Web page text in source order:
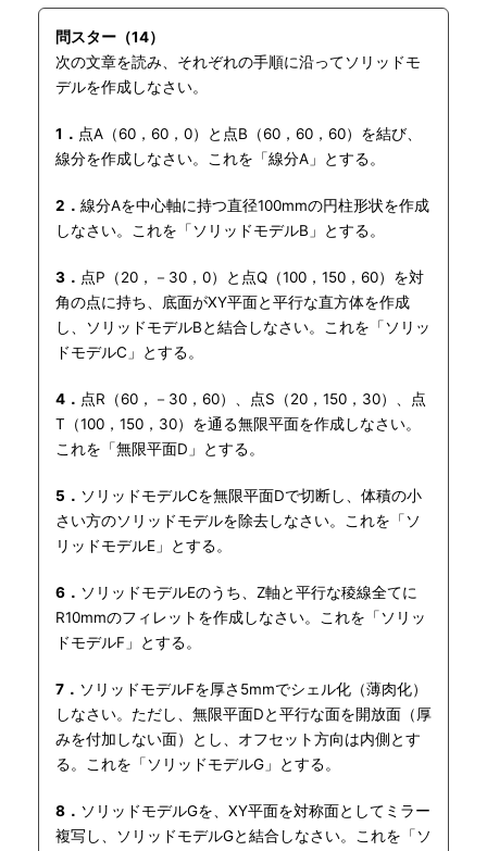
問スター（14）
次の文章を読み、それぞれの手順に沿ってソリッドモ
デルを作成しなさい。
1． 点A（60，60，0）と点B（60，60，60）を結び、
線分を作成しなさい。これを「線分A」とする。
2． 線分Aを中心軸に持つ直径100mmの円柱形状を作成
しなさい。これを「ソリッドモデルB」とする。
3． 点P（20，－30，0）と点Q（100，150，60）を対
角の点に持ち、底面がXY平面と平行な直方体を作成
し、ソリッドモデルBと結合しなさい。これを「ソリッ
ドモデルC」とする。
4． 点R（60，－30，60）、点S（20，150，30）、点
T（100，150，30）を通る無限平面を作成しなさい。
これを「無限平面D」とする。
5． ソリッドモデルCを無限平面Dで切断し、体積の小
さい方のソリッドモデルを除去しなさい。これを「ソ
リッドモデルE」とする。
6． ソリッドモデルEのうち、Z軸と平行な稜線全てに
R10mmのフィレットを作成しなさい。これを「ソリッ
ドモデルF」とする。
7． ソリッドモデルFを厚さ5mmでシェル化（薄肉化）
しなさい。ただし、無限平面Dと平行な面を開放面（厚
みを付加しない面）とし、オフセット方向は内側とす
る。これを「ソリッドモデルG」とする。
8． ソリッドモデルGを、XY平面を対称面としてミラー
複写し、ソリッドモデルGと結合しなさい。これを「ソ